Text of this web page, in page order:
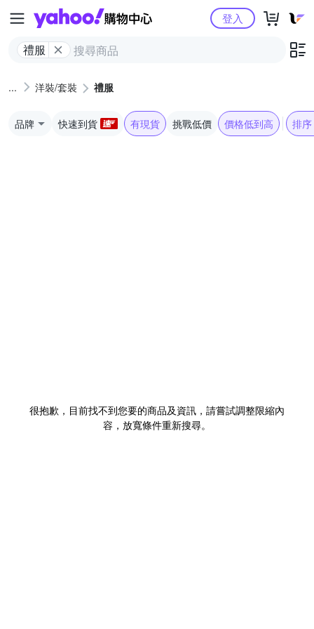
Yahoo購物中心
禮服
登入
洋裝/套裝 禮服
品牌 快速到貨 有現貨 挑戰低價 價格低到高 排序
很抱歉，目前找不到您要的商品及資訊，請嘗試調整限縮內
容，放寬條件重新搜尋。